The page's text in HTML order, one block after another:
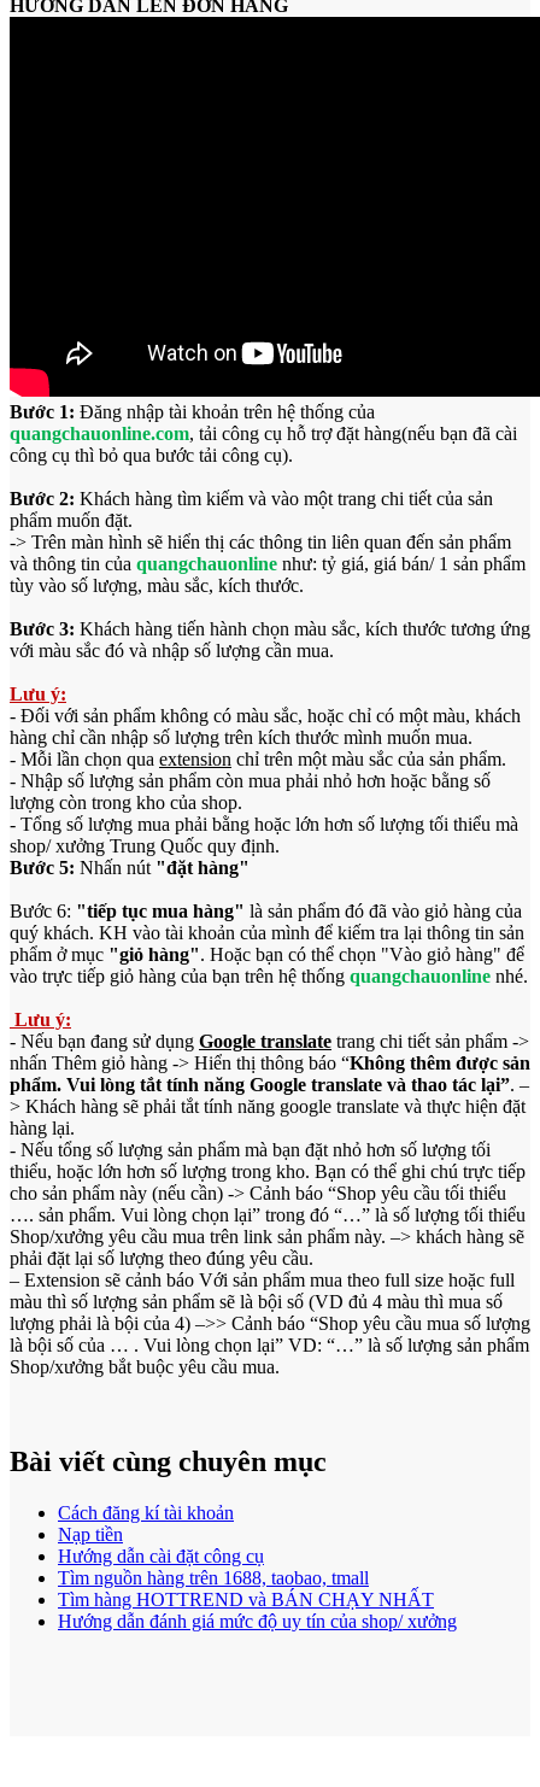
HƯỚNG DẪN LÊN ĐƠN HÀNG
Bước 1: Đăng nhập tài khoản trên hệ thống của
quangchauonline.com, tải công cụ hỗ trợ đặt hàng(nếu bạn đã cài
công cụ thì bỏ qua bước tải công cụ).
Bước 2: Khách hàng tìm kiếm và vào một trang chi tiết của sản
phẩm muốn đặt.
-> Trên màn hình sẽ hiển thị các thông tin liên quan đến sản phẩm
và thông tin của quangchauonline như: tỷ giá, giá bán/ 1 sản phẩm
tùy vào số lượng, màu sắc, kích thước.
Bước 3: Khách hàng tiến hành chọn màu sắc, kích thước tương ứng
với màu sắc đó và nhập số lượng cần mua.
Lưu ý:
- Đối với sản phẩm không có màu sắc, hoặc chỉ có một màu, khách
hàng chỉ cần nhập số lượng trên kích thước mình muốn mua.
- Mỗi lần chọn qua extension chỉ trên một màu sắc của sản phẩm.
- Nhập số lượng sản phẩm còn mua phải nhỏ hơn hoặc bằng số
lượng còn trong kho của shop.
- Tổng số lượng mua phải bằng hoặc lớn hơn số lượng tối thiểu mà
shop/ xưởng Trung Quốc quy định.
Bước 5: Nhấn nút "đặt hàng"
Bước 6: "tiếp tục mua hàng" ​là sản phẩm đó đã vào giỏ hàng của
quý khách. KH vào tài khoản của mình để kiếm tra lại thông tin sản
phẩm ở mục "giỏ hàng". Hoặc bạn có thể chọn "Vào giỏ hàng" để
vào trực tiếp giỏ hàng của bạn trên hệ thống quangchauonline nhé.
Lưu ý:
- Nếu bạn đang sử dụng Google translate trang chi tiết sản phẩm ->
nhấn Thêm giỏ hàng -> Hiển thị thông báo “Không thêm được sản
phẩm. Vui lòng tắt tính năng Google translate và thao tác lại”. –
> Khách hàng sẽ phải tắt tính năng google translate và thực hiện đặt
hàng lại.
- Nếu tổng số lượng sản phẩm mà bạn đặt nhỏ hơn số lượng tối
thiểu, hoặc lớn hơn số lượng trong kho. Bạn có thể ghi chú trực tiếp
cho sản phẩm này (nếu cần) -> Cảnh báo “Shop yêu cầu tối thiểu
…. sản phẩm. Vui lòng chọn lại” trong đó “…” là số lượng tối thiểu
Shop/xưởng yêu cầu mua trên link sản phẩm này. –> khách hàng sẽ
phải đặt lại số lượng theo đúng yêu cầu.
– Extension sẽ cảnh báo Với sản phẩm mua theo full size hoặc full
màu thì số lượng sản phẩm sẽ là bội số (VD đủ 4 màu thì mua số
lượng phải là bội của 4) –>> Cảnh báo “Shop yêu cầu mua số lượng
là bội số của … . Vui lòng chọn lại” VD: “…” là số lượng sản phẩm
Shop/xưởng bắt buộc yêu cầu mua.
Bài viết cùng chuyên mục
Cách đăng kí tài khoản
Nạp tiền
Hướng dẫn cài đặt công cụ
Tìm nguồn hàng trên 1688, taobao, tmall
Tìm hàng HOTTREND và BÁN CHẠY NHẤT
Hướng dẫn đánh giá mức độ uy tín của shop/ xưởng